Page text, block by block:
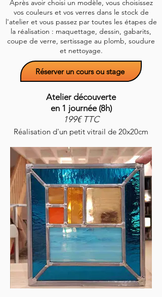
Après avoir choisi un modèle, vous choisissez
vos couleurs et vos verres dans le stock de
l'atelier et vous passez par toutes les étapes de
la réalisation : maquettage, dessin, gabarits,
coupe de verre, sertissage au plomb, soudure
et nettoyage.
Réserver un cours ou stage
Atelier découverte
en 1 journée (8h)
199€ TTC
Réalisation d'un petit vitrail de 20x20cm